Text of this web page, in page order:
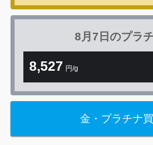
8月7日のプラ
8,527 円/g
金・プラチナ